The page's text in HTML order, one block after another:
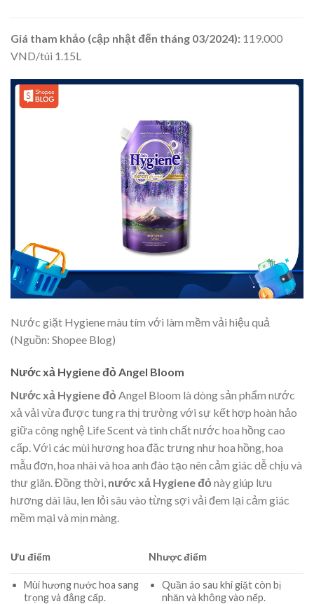
Giá tham khảo (cập nhật đến tháng 03/2024): 119.000
VND/túi 1.15L
Nước giặt Hygiene màu tím với làm mềm vải hiệu quả
(Nguồn: Shopee Blog)
Nước xả Hygiene đỏ Angel Bloom
Nước xả Hygiene đỏ Angel Bloom là dòng sản phẩm nước
xả vải vừa được tung ra thị trường với sự kết hợp hoàn hảo
giữa công nghệ Life Scent và tinh chất nước hoa hồng cao
cấp. Với các mùi hương hoa đặc trưng như hoa hồng, hoa
mẫu đơn, hoa nhài và hoa anh đào tạo nên cảm giác dễ chịu và
thư giãn. Đồng thời, nước xả Hygiene đỏ này giúp lưu
hương dài lâu, len lỏi sâu vào từng sợi vải đem lại cảm giác
mềm mại và mịn màng.
Ưu điểm Nhược điểm
Mùi hương nước hoa sang
trọng và đẳng cấp.
Quần áo sau khi giặt còn bị
nhăn và không vào nếp.